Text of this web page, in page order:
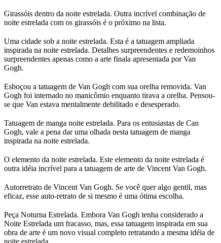
Girassóis dentro da noite estrelada. Outra incrível combinação de
noite estrelada com os girassóis é o próximo na lista.
Uma cidade sob a noite estrelada. Esta é a tatuagem ampliada
inspirada na noite estrelada. Detalhes surpreendentes e redemoinhos
surpreendentes apenas como a arte finala apresentada por Van
Gogh.
Esboçou a tatuagem de Van Gogh com sua orelha removida. Van
Gogh foi internado no manicômio enquanto tirava a orelha. Pensou-
se que Van estava mentalmente debilitado e desesperado.
Tatuagem de manga noite estrelada. Para os entusiastas de Can
Gogh, vale a pena dar uma olhada nesta tatuagem de manga
inspirada na noite estrelada.
O elemento da noite estrelada. Este elemento da noite estrelada é
outra idéia incrível para a tatuagem de arte de Vincent Van Gogh.
Autorretrato de Vincent Van Gogh. Se você quer algo gentil, mas
eficaz, esse auto-retrato de si mesmo é uma ótima escolha.
Peça Noturna Estrelada. Embora Van Gogh tenha considerado a
Noite Estrelada um fracasso, mas, essa tatuagem inspirada em sua
obra de arte é um novo visual completo retratando a mesma idéia de